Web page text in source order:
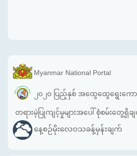
Myanmar National Portal
၂၀၂၀ ပြည့်နှစ် အထွေထွေရွေးကေ
တရားမဲ့ပြုကျင့်မှုများအပေါ် စုံစမ်းတွေ့ရှိချ
နေ့စဉ်မိုးလေဝသခန့်မှန်းချက်